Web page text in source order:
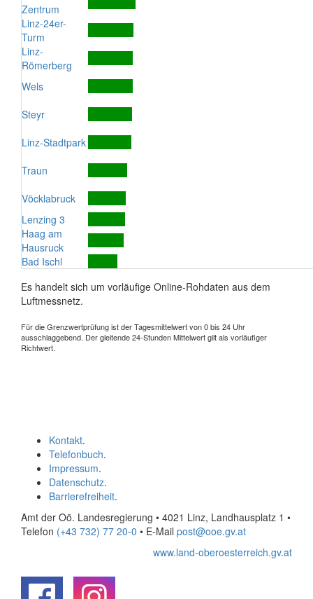
Zentrum
Linz-24er-
Turm
Linz-
Römerberg
Wels
Steyr
Linz-Stadtpark
Traun
Vöcklabruck
Lenzing 3
Haag am
Hausruck
Bad Ischl
Es handelt sich um vorläufige Online-Rohdaten aus dem
Luftmessnetz.
Für die Grenzwertprüfung ist der Tagesmittelwert von 0 bis 24 Uhr
ausschlaggebend. Der gleitende 24-Stunden Mittelwert gilt als vorläufiger
Richtwert.
Kontakt.
Telefonbuch.
Impressum.
Datenschutz.
Barrierefreiheit.
Amt der Oö. Landesregierung • 4021 Linz, Landhausplatz 1 •
Telefon (+43 732) 77 20-0 • E-Mail post@ooe.gv.at
www.land-oberoesterreich.gv.at